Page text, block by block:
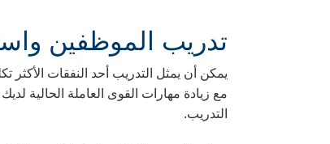
تدريب الموظفين
مع زيادة مهارات القوى العاملة الحالية
التدريب.